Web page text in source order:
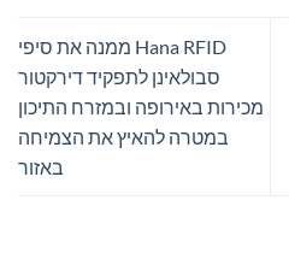
Hana RFID ממנה את סיפי
סבולאינן לתפקיד דירקטור
מכירות באירופה ובמזרח התיכון
במטרה להאיץ את הצמיחה
באזור